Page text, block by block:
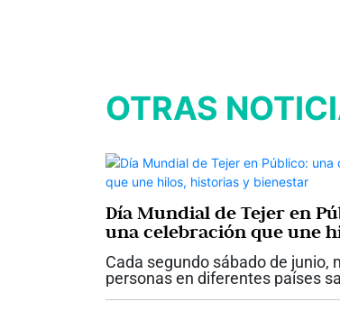
OTRAS
Día Mundial de Tejer en
una celebración que une
historias y bienestar
Cada segundo sábado de junio,
personas en diferentes países